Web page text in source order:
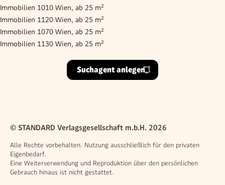
Immobilien 1010 Wien, ab 25 m²
Immobilien 1120 Wien, ab 25 m²
Immobilien 1070 Wien, ab 25 m²
Immobilien 1130 Wien, ab 25 m²
Suchagent anlegen
© STANDARD Verlagsgesellschaft m.b.H. 2026
Alle Rechte vorbehalten. Nutzung ausschließlich für den privaten
Eigenbedarf.
Eine Weiterverwendung und Reproduktion über den persönlichen
Gebrauch hinaus ist nicht gestattet.